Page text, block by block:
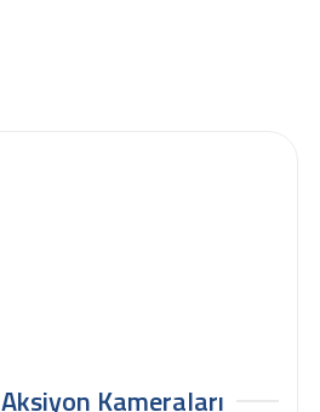
Aksiyon Kameraları